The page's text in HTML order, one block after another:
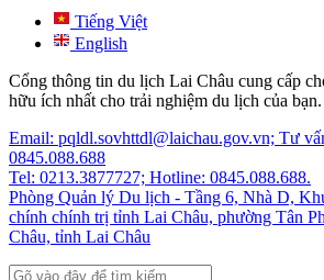
Tiếng Việt
English
Cổng thông tin du lịch Lai Châu cung cấp
hữu ích nhất cho trải nghiệm du lịch của bạn.
Email: pqldl.sovhttdl@laichau.gov.vn; Tư
0845.088.688
Tel: 0213.3877727; Hotline: 0845.088.688.
Phòng Quản lý Du lịch - Tầng 6, Nhà D,
chính chính trị tỉnh Lai Châu, phường Tân
Châu, tỉnh Lai Châu